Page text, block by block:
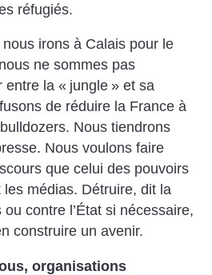
réfugiés.
irons à Calais pour le
ne sommes pas
entre la « jungle » et sa
de réduire la France à
Nous tiendrons
Nous voulons faire
que celui des pouvoirs
médias. Détruire, dit la
ou contre l’État si nécessaire,
construire un avenir.
organisations